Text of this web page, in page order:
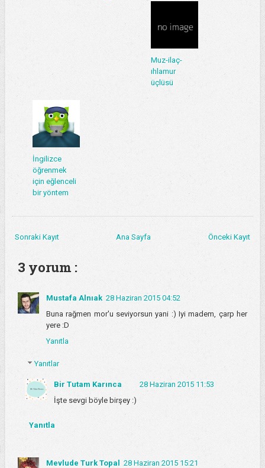
Muz-ilaç-
ıhlamur
üçlüsü
İngilizce
öğrenmek
için eğlenceli
bir yöntem
Sonraki Kayıt Önceki Kayıt
Ana Sayfa
3 yorum :
Mustafa Alnıak 28 Haziran 2015 04:52
Buna rağmen mor'u seviyorsun yani :) Iyi madem, çarp her
yere :D
Yanıtla
Yanıtlar
Bir Tutam Karınca
28 Haziran 2015 11:53
İşte sevgi böyle birşey :)
Yanıtla
Mevlude Turk Topal
28 Haziran 2015 15:21